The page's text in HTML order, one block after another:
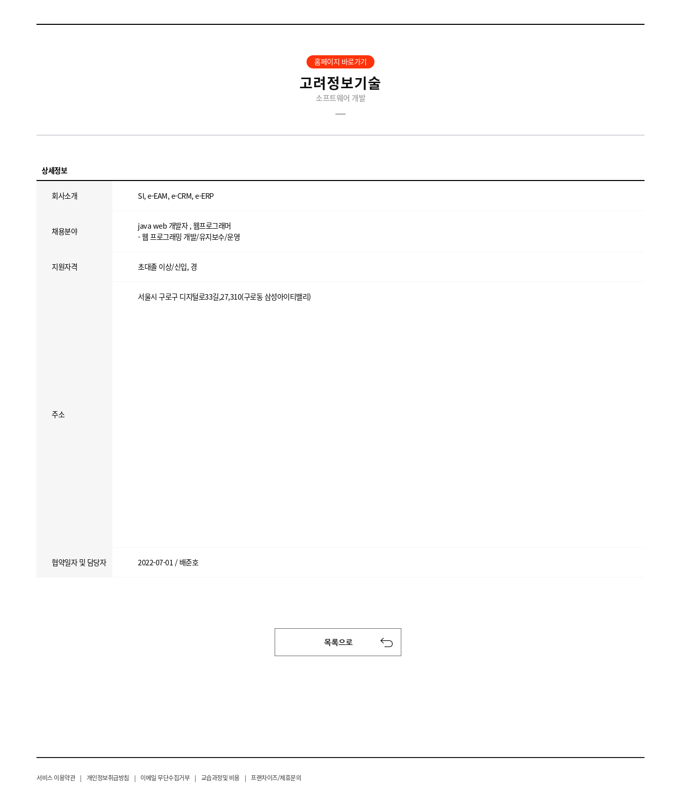
홈페이지 바로가기
고려정보기술
소프트웨어 개발
상세정보
회사소개 SI, e-EAM, e-CRM, e-ERP
채용분야
​java web 개발자 , 웹프로그래머
- 웹 프로그래밍 개발/유지보수/운영
지원자격 초대졸 이상/신입, 경
주소
서울시 구로구 디지털로33길,27,310(구로동 삼성아이티밸리)
협약일자 및 담당자 2022-07-01 / 배준호
서비스 이용약관 | 개인정보취급방침 | 이메일 무단수집거부 | 교습과정및 비용 | 프랜차이즈/제휴문의